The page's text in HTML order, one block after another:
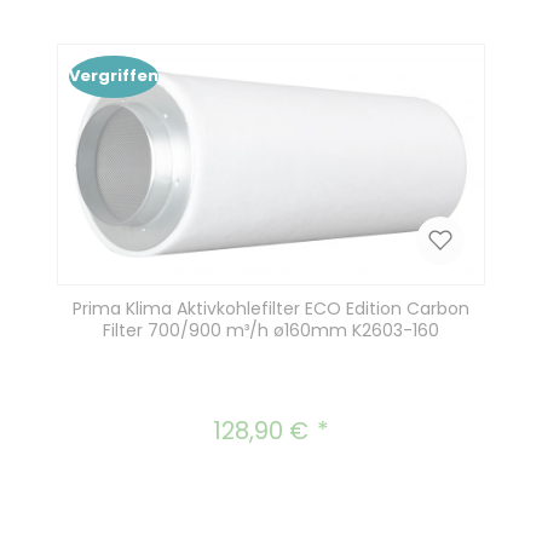
Vergriffen
Prima Klima Aktivkohlefilter ECO Edition Carbon
Filter 700/900 m³/h ø160mm K2603-160
Regulärer Preis:
128,90 €